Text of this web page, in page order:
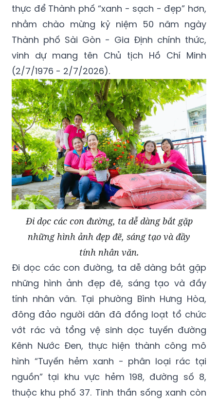
thực để Thành phố “xanh - sạch - đẹp” hơn,
nhằm chào mừng kỷ niệm 50 năm ngày
Thành phố Sài Gòn - Gia Định chính thức,
vinh dự mang tên Chủ tịch Hồ Chí Minh
(2/7/1976 - 2/7/2026).
Đi dọc các con đường, ta dễ dàng bắt gặp
những hình ảnh đẹp đẽ, sáng tạo và đầy
tính nhân văn.
Đi dọc các con đường, ta dễ dàng bắt gặp
những hình ảnh đẹp đẽ, sáng tạo và đầy
tính nhân văn. Tại phường Bình Hưng Hòa,
đông đảo người dân đã đồng loạt tổ chức
vớt rác và tổng vệ sinh dọc tuyến đường
Kênh Nước Đen, thực hiện thành công mô
hình “Tuyến hẻm xanh - phân loại rác tại
nguồn” tại khu vực hẻm 198, đường số 8,
thuộc khu phố 37. Tinh thần sống xanh còn